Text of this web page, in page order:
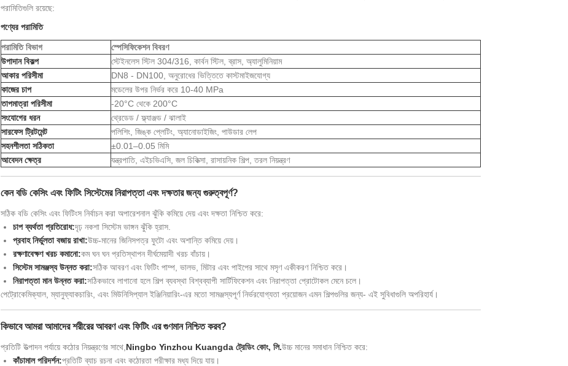
পরামিতিগুলি রয়েছে:
পণ্যের পরামিতি
পরামিতি বিভাগ
স্পেসিফিকেশন বিবরণ
উপাদান বিকল্প
স্টেইনলেস স্টিল 304/316, কার্বন স্টিল, ব্রাস, অ্যালুমিনিয়াম
আকার পরিসীমা
DN8 - DN100, অনুরোধের ভিত্তিতে কাস্টমাইজযোগ্য
কাজের চাপ
মডেলের উপর নির্ভর করে 10-40 MPa
তাপমাত্রা পরিসীমা
-20°C থেকে 200°C
সংযোগের ধরন
থ্রেডেড / ফ্ল্যাঞ্জড / ঝালাই
সারফেস ট্রিটমেন্ট
পলিশিং, জিঙ্ক প্লেটিং, অ্যানোডাইজিং, পাউডার লেপ
সহনশীলতা সঠিকতা
±0.01–0.05 মিমি
আবেদন ক্ষেত্র
যন্ত্রপাতি, এইচভিএসি, জল চিকিত্সা, রাসায়নিক শিল্প, তরল নিয়ন্ত্রণ
কেন বডি কেসিং এবং ফিটিং সিস্টেমের নিরাপত্তা এবং দক্ষতার জন্য গুরুত্বপূর্ণ?
সঠিক বডি কেসিং এবং ফিটিংস নির্বাচন করা অপারেশনাল ঝুঁকি কমিয়ে দেয় এবং দক্ষতা নিশ্চিত করে:
চাপ ব্যর্থতা প্রতিরোধ:দৃঢ় নকশা সিস্টেম ভাঙ্গন ঝুঁকি হ্রাস.
প্রবাহ নির্ভুলতা বজায় রাখা:উচ্চ-মানের জিনিসপত্র ফুটো এবং অশান্তি কমিয়ে দেয়।
রক্ষণাবেক্ষণ খরচ কমানো:কম ঘন ঘন প্রতিস্থাপন দীর্ঘমেয়াদী খরচ বাঁচায়।
সিস্টেম সামঞ্জস্য উন্নত করা:সঠিক আবরণ এবং ফিটিং পাম্প, ভালভ, মিটার এবং পাইপের সাথে মসৃণ একীকরণ নিশ্চিত করে।
নিরাপত্তা মান উন্নত করা:সঠিকভাবে লাগানো হলে শিল্প ব্যবস্থা বিশ্বব্যাপী সার্টিফিকেশন এবং নিরাপত্তা প্রোটোকল মেনে চলে।
পেট্রোকেমিক্যাল, ম্যানুফ্যাকচারিং, এবং মিউনিসিপ্যাল ​​ইঞ্জিনিয়ারিং-এর মতো সামঞ্জস্যপূর্ণ নির্ভরযোগ্যতা প্রয়োজন এমন শিল্পগুলির জন্য- এই সুবিধাগুলি অপরিহার্য।
কিভাবে আমরা আমাদের শরীরের আবরণ এবং ফিটিং এর গুণমান নিশ্চিত করব?
প্রতিটি উত্পাদন পর্যায়ে কঠোর নিয়ন্ত্রণের সাথে, Ningbo Yinzhou Kuangda ট্রেডিং কোং, লি.উচ্চ মানের সমাধান নিশ্চিত করে:
কাঁচামাল পরিদর্শন:প্রতিটি ব্যাচ রচনা এবং কঠোরতা পরীক্ষার মধ্য দিয়ে যায়।